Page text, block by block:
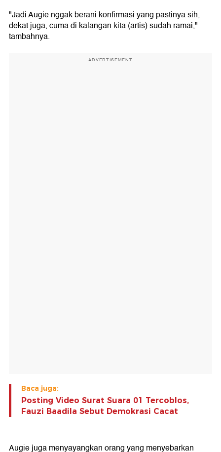
"Jadi Augie nggak berani konfirmasi yang pastinya sih,
dekat juga, cuma di kalangan kita (artis) sudah ramai,"
tambahnya.
ADVERTISEMENT
Baca juga:
Posting Video Surat Suara 01 Tercoblos,
Fauzi Baadila Sebut Demokrasi Cacat
Augie juga menyayangkan orang yang menyebarkan